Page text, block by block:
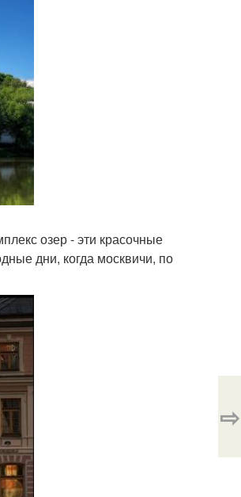
озер - эти красочные
дни, когда москвичи, по
⇨